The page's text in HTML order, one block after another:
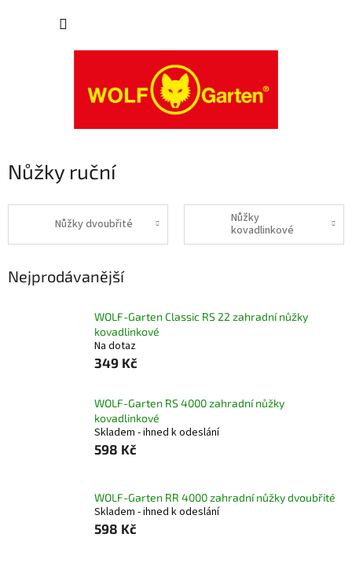
Nůžky ruční
Nůžky dvoubřité
Nůžky
kovadlinkové
Nejprodávanější
WOLF-Garten Classic RS 22 zahradní nůžky
kovadlinkové
Na dotaz
349 Kč
WOLF-Garten RS 4000 zahradní nůžky
kovadlinkové
Skladem - ihned k odeslání
598 Kč
WOLF-Garten RR 4000 zahradní nůžky dvoubřité
Skladem - ihned k odeslání
598 Kč